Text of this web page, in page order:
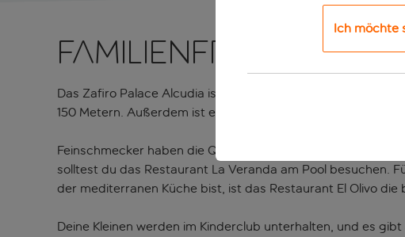
Das Zafiro Palace Alcudia ist der ideale Ort für einen
150 Metern. Außerdem ist es nur einen kurzen Spaziergang
Feinschmecker haben die Qual der Wahl zwischen fünf
solltest du das Restaurant La Veranda am Pool besuchen.
der mediterranen Küche bist, ist das Restaurant El Olivo die
Deine Kleinen werden im Kinderclub unterhalten, und es
Ich möchte